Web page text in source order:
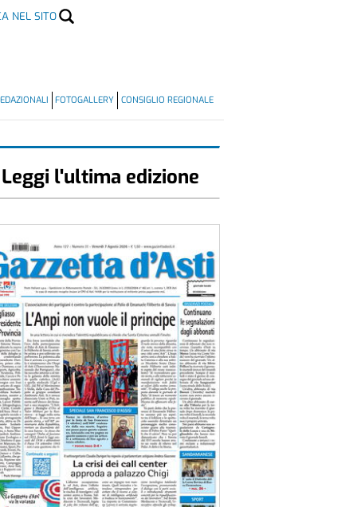
NEL SITO
FOTOGALLERY CONSIGLIO REGIONALE
Leggi l'ultima edizione